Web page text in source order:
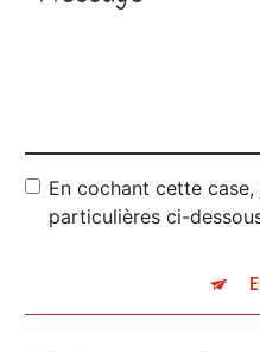
En cochant cette
particulières ci-